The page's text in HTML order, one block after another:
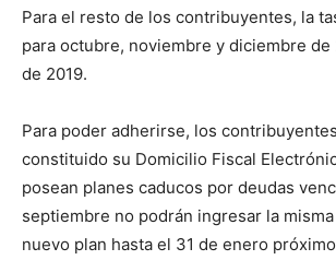
Para el resto de los contribuyentes, la
para octubre, noviembre y diciembre de
de 2019.
Para poder adherirse, los
constituido su Domicilio Fiscal
posean planes caducos por deudas
septiembre no podrán ingresar la
nuevo plan hasta el 31 de enero